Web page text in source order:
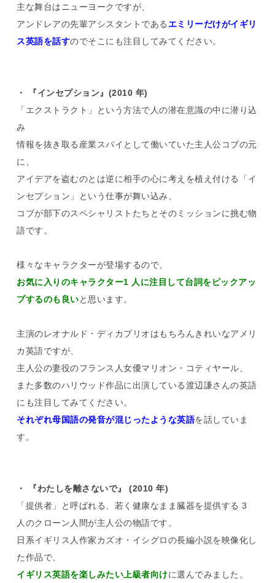
主な舞台はニューヨークですが、
アンドレアの先輩アシスタントである エミリーだけがイギリ
ス英語を話すのでそこにも注目してみてください。
・ 『インセプション』(2010 年)
「エクストラクト」という方法で人の潜在意識の中に潜り込
み
情報を抜き取る産業スパイとして働いていた主人公コブの元
に、
アイデアを盗むのとは逆に相手の心に考えを植え付ける「イ
ンセプション」という仕事が舞い込み、
コブが部下のスペシャリストたちとそのミッションに挑む物
語です。
様々なキャラクターが登場するので、
お気に入りのキャラクター1 人に注目して台詞をピックアッ
プするのも良いと思います。
主演のレオナルド・ディカプリオはもちろんきれいなアメリ
カ英語ですが、
主人公の妻役のフランス人女優マリオン・コティヤール、
また多数のハリウッド作品に出演している渡辺謙さんの英語
にも注目してみてください。
それぞれ母国語の発音が混じったような英語を話していま
す。
・ 『わたしを離さないで』 (2010 年)
「提供者」と呼ばれる、若く健康なまま臓器を提供する 3
人のクローン人間が主人公の物語です。
日系イギリス人作家カズオ・イシグロの長編小説を映像化し
た作品で、
イギリス英語を楽しみたい上級者向けに選んでみました。